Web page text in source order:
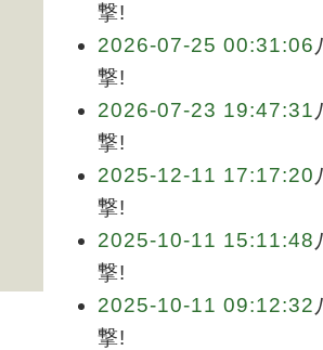
撃!
2026-07-25 00:31:06
撃!
2026-07-23 19:47:31
撃!
2025-12-11 17:17:20
撃!
2025-10-11 15:11:48
撃!
2025-10-11 09:12:32
撃!